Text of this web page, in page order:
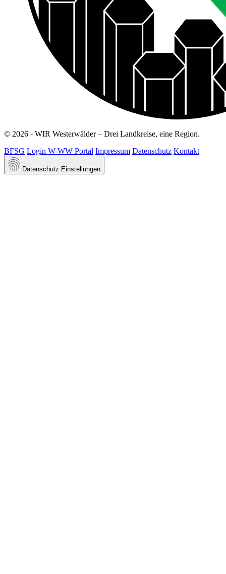
© 2026 - WIR Westerwälder – Drei Landkreise, eine Region.
BFSG Login W-WW Portal Impressum Datenschutz Kontakt
Datenschutz Einstellungen